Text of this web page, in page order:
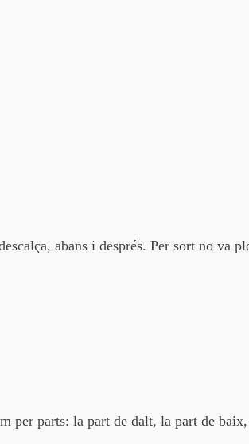
abans i després. Per sort no va
per parts: la part de dalt, la part de